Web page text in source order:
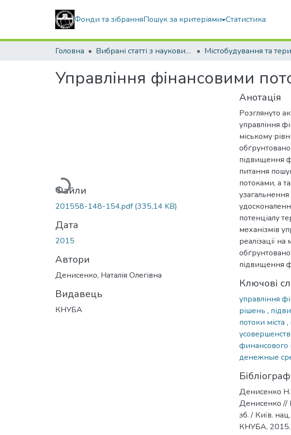
Фонди та зібранняПошук за критеріями Статистика
Головна Вибрані статті з наукових збірників КНУБА
Управління фінансовими
Вантажиться...
Файли
201558-148-154.pdf(335,14 KB)
Дата
2015
Автори
Денисенко, Наталія Олегівна
Видавець
КНУБА
Анотація
Розглянуто
управління
міському
підвищення
питання
потоками, а
потенціалу
механізмів
реалізації
підвищення
Ключові
управління
рішень ,
потоки міста ,
финансового
денежные
Денисенко Н.
Денисенко //
зб. / Київ.
КНУБА, 2015.